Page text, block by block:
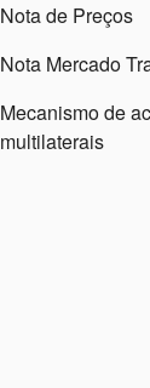
Nota de Preços
Nota Mercado
Mecanismo de
multilaterais